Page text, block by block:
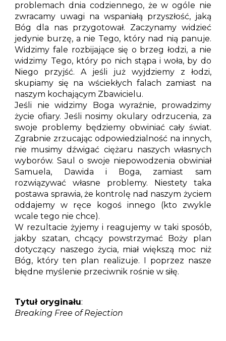
problemach dnia codziennego, że w ogóle nie
zwracamy uwagi na wspaniałą przyszłość, jaką
Bóg dla nas przygotował. Zaczynamy widzieć
jedynie burzę, a nie Tego, który nad nią panuje.
Widzimy fale rozbijające się o brzeg łodzi, a nie
widzimy Tego, który po nich stąpa i woła, by do
Niego przyjść. A jeśli już wyjdziemy z łodzi,
skupiamy się na wściekłych falach zamiast na
naszym kochającym Zbawicielu.
Jeśli nie widzimy Boga wyraźnie, prowadzimy
życie ofiary. Jeśli nosimy okulary odrzucenia, za
swoje problemy będziemy obwiniać cały świat.
Zgrabnie zrzucając odpowiedzialność na innych,
nie musimy dźwigać ciężaru naszych własnych
wyborów. Saul o swoje niepowodzenia obwiniał
Samuela, Dawida i Boga, zamiast sam
rozwiązywać własne problemy. Niestety taka
postawa sprawia, że kontrolę nad naszym życiem
oddajemy w ręce kogoś innego (kto zwykle
wcale tego nie chce).
W rezultacie żyjemy i reagujemy w taki sposób,
jakby szatan, chcący powstrzymać Boży plan
dotyczący naszego życia, miał większą moc niż
Bóg, który ten plan realizuje. I poprzez nasze
błędne myślenie przeciwnik rośnie w siłę.
Tytuł oryginału:
Breaking Free of Rejection